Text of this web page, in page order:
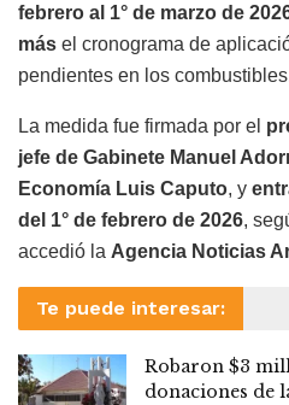
febrero al 1° de marzo de
más el cronograma de
pendientes en los
La medida fue firmada por el
jefe de Gabinete Manuel
Economía Luis Caputo, y
del 1° de febrero de 2026,
accedió la Agencia Noticias
Te puede interesar:
Robaron $3
donaciones de